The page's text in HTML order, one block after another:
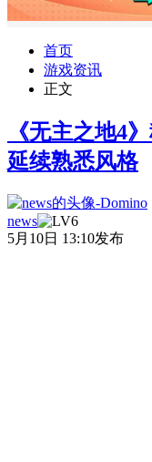
首页
游戏资讯
正文
《无主之地4
延续熟悉风格
news
5月10日 13:10发布